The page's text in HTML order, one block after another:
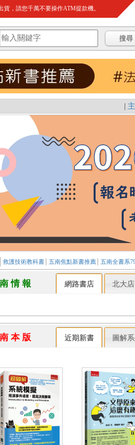
，請您千萬不要操作ATM提款機。
|
救護技術教科書 五南焦點新書推薦 五南全書系
情 報 網路書店 北大店
本 版 近期新書 圖解系